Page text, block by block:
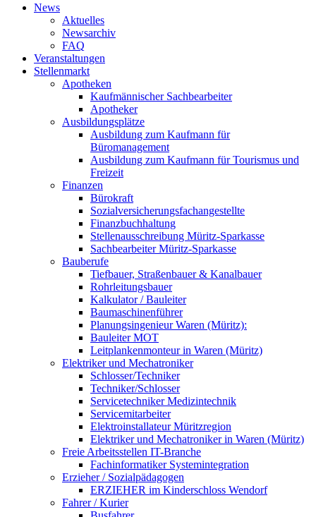
News
Aktuelles
Newsarchiv
FAQ
Veranstaltungen
Stellenmarkt
Apotheken
Kaufmännischer Sachbearbeiter
Apotheker
Ausbildungsplätze
Ausbildung zum Kaufmann für
Büromanagement
Ausbildung zum Kaufmann für Tourismus und
Freizeit
Finanzen
Bürokraft
Sozialversicherungsfachangestellte
Finanzbuchhaltung
Stellenausschreibung Müritz-Sparkasse
Sachbearbeiter Müritz-Sparkasse
Bauberufe
Tiefbauer, Straßenbauer & Kanalbauer
Rohrleitungsbauer
Kalkulator / Bauleiter
Baumaschinenführer
Planungsingenieur Waren (Müritz):
Bauleiter MOT
Leitplankenmonteur in Waren (Müritz)
Elektriker und Mechatroniker
Schlosser/Techniker
Techniker/Schlosser
Servicetechniker Medizintechnik
Servicemitarbeiter
Elektroinstallateur Müritzregion
Elektriker und Mechatroniker in Waren (Müritz)
Freie Arbeitsstellen IT-Branche
Fachinformatiker Systemintegration
Erzieher / Sozialpädagogen
ERZIEHER im Kinderschloss Wendorf
Fahrer / Kurier